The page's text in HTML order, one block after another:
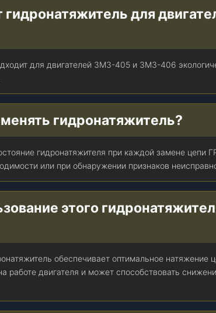
гидронатяжитель для
для двигателей ЗМЗ-405 и ЗМЗ-406
гидронатяжитель?
гидронатяжителя при каждой замене цепи
или при обнаружении признаков
этого
обеспечивает оптимальное натяжение
работе двигателя и может способствовать